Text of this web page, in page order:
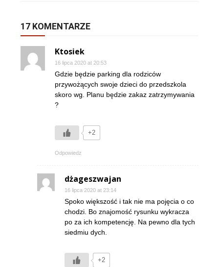
17 KOMENTARZE
Ktosiek
16 lipca 2020 at 20:53
Gdzie będzie parking dla rodziców
przywożących swoje dzieci do przedszkola
skoro wg. Planu będzie zakaz zatrzymywania
?
+2
Odpowiedz
dżageszwajan
16 lipca 2020 at 23:14
Spoko większość i tak nie ma pojęcia o co
chodzi. Bo znajomość rysunku wykracza
po za ich kompetencję. Na pewno dla tych
siedmiu dych.
+2